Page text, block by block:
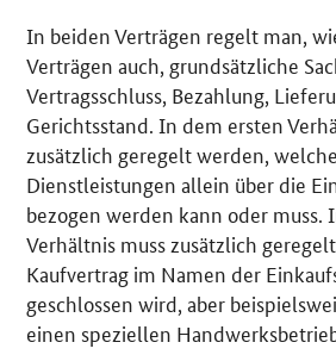
In beiden Verträgen regelt man,
Verträgen auch, grundsätzliche
Vertragsschluss, Bezahlung,
Gerichtsstand. In dem ersten
zusätzlich geregelt werden,
Dienstleistungen allein über die
bezogen werden kann oder muss.
Verhältnis muss zusätzlich
Kaufvertrag im Namen der
geschlossen wird, aber
einen speziellen